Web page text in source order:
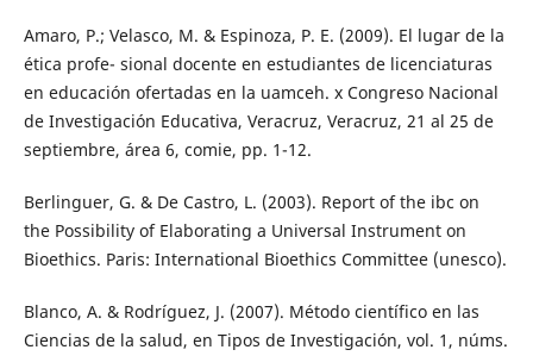
Amaro, P.; Velasco, M. & Espinoza, P. E. (2009). El lugar de la
ética profe- sional docente en estudiantes de licenciaturas
en educación ofertadas en la uamceh. x Congreso Nacional
de Investigación Educativa, Veracruz, Veracruz, 21 al 25 de
septiembre, área 6, comie, pp. 1-12.
Berlinguer, G. & De Castro, L. (2003). Report of the ibc on
the Possibility of Elaborating a Universal Instrument on
Bioethics. Paris: International Bioethics Committee (unesco).
Blanco, A. & Rodríguez, J. (2007). Método científico en las
Ciencias de la salud, en Tipos de Investigación, vol. 1, núms.